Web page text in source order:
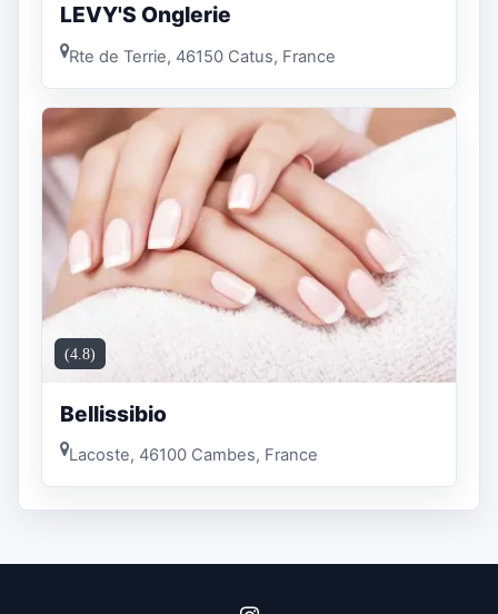
LEVY'S Onglerie
Rte de Terrie, 46150 Catus, France
(4.8)
Bellissibio
Lacoste, 46100 Cambes, France